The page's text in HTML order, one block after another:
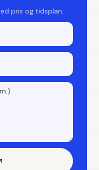
pris og tidsplan.